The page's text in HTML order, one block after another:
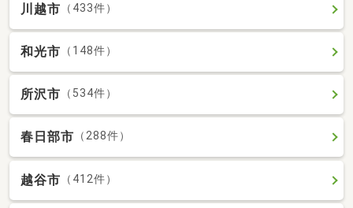
川越市 （433件）
和光市 （148件）
所沢市 （534件）
春日部市 （288件）
越谷市 （412件）